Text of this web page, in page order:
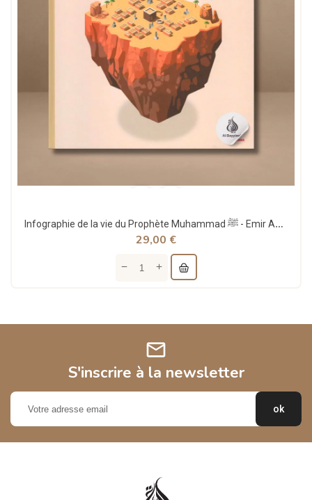
Infographie de la vie du Prophète Muhammad ﷺ - Emir Abu Farès - Misericordia
29,00 €
mail
S'inscrire à la newsletter